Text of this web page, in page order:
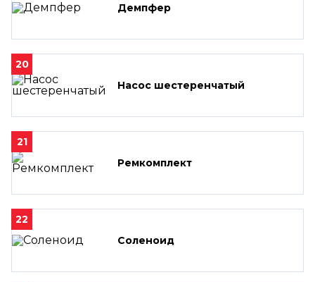
Демпфер
20
Насос шестеренчатый
21
Ремкомплект
22
Соленоид